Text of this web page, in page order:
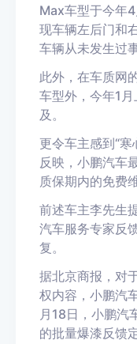
Max车型于今年
现车辆左后门和
车辆从未发生过事
此外，在车质网
车型外，今年1
及。
更令车主感到“
反映，小鹏汽车
质保期内的免费
前述车主李先生
汽车服务专家反
复。
据北京商报，对
权内容，小鹏汽
月18日，小鹏汽
的批量爆漆反馈